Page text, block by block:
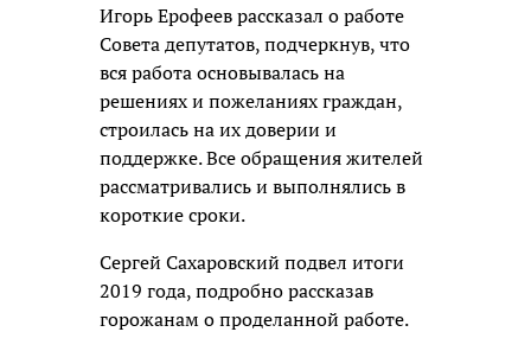
Игорь Ерофеев рассказал о работе
Совета депутатов, подчеркнув, что
вся работа основывалась на
решениях и пожеланиях граждан,
строилась на их доверии и
поддержке. Все обращения жителей
рассматривались и выполнялись в
короткие сроки.
Сергей Сахаровский подвел итоги
2019 года, подробно рассказав
горожанам о проделанной работе.